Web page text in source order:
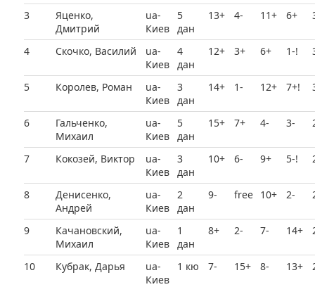
3
Яценко,
Дмитрий
ua-
Киев
5
дан
13+ 4- 11+ 6+
4 Скочко, Василий
ua-
Киев
4
дан
12+ 3+ 6+ 1-!
5 Королев, Роман
ua-
Киев
3
дан
14+ 1- 12+ 7+!
6
Гальченко,
Михаил
ua-
Киев
5
дан
15+ 7+ 4- 3-
7 Кокозей, Виктор
ua-
Киев
3
дан
10+ 6- 9+ 5-!
8
Денисенко,
Андрей
ua-
Киев
2
дан
9- free 10+ 2-
9
Качановский,
Михаил
ua-
Киев
1
дан
8+ 2- 7- 14+
10 Кубрак, Дарья
ua-
Киев
1 кю 7- 15+ 8- 13+